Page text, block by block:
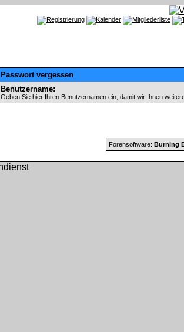
Passwort vergessen
Benutzername:
Geben Sie hier Ihren Benutzernamen ein, damit wir Ihnen
Forensoftware: Burning